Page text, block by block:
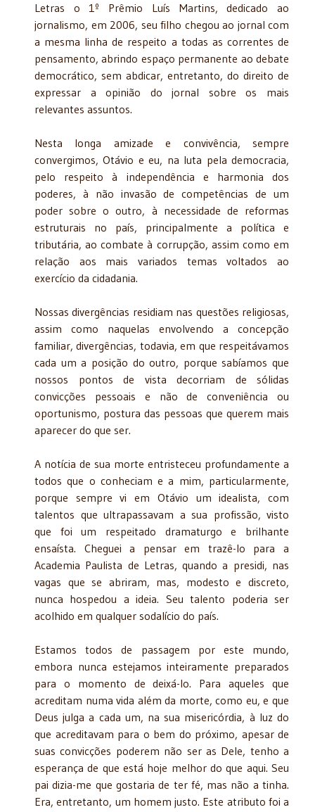
Letras o 1º Prêmio Luís Martins, dedicado ao
jornalismo, em 2006, seu filho chegou ao jornal com
a mesma linha de respeito a todas as correntes de
pensamento, abrindo espaço permanente ao debate
democrático, sem abdicar, entretanto, do direito de
expressar a opinião do jornal sobre os mais
relevantes assuntos.
Nesta longa amizade e convivência, sempre
convergimos, Otávio e eu, na luta pela democracia,
pelo respeito à independência e harmonia dos
poderes, à não invasão de competências de um
poder sobre o outro, à necessidade de reformas
estruturais no país, principalmente a política e
tributária, ao combate à corrupção, assim como em
relação aos mais variados temas voltados ao
exercício da cidadania.
Nossas divergências residiam nas questões religiosas,
assim como naquelas envolvendo a concepção
familiar, divergências, todavia, em que respeitávamos
cada um a posição do outro, porque sabíamos que
nossos pontos de vista decorriam de sólidas
convicções pessoais e não de conveniência ou
oportunismo, postura das pessoas que querem mais
aparecer do que ser.
A notícia de sua morte entristeceu profundamente a
todos que o conheciam e a mim, particularmente,
porque sempre vi em Otávio um idealista, com
talentos que ultrapassavam a sua profissão, visto
que foi um respeitado dramaturgo e brilhante
ensaísta. Cheguei a pensar em trazê-lo para a
Academia Paulista de Letras, quando a presidi, nas
vagas que se abriram, mas, modesto e discreto,
nunca hospedou a ideia. Seu talento poderia ser
acolhido em qualquer sodalício do país.
Estamos todos de passagem por este mundo,
embora nunca estejamos inteiramente preparados
para o momento de deixá-lo. Para aqueles que
acreditam numa vida além da morte, como eu, e que
Deus julga a cada um, na sua misericórdia, à luz do
que acreditavam para o bem do próximo, apesar de
suas convicções poderem não ser as Dele, tenho a
esperança de que está hoje melhor do que aqui. Seu
pai dizia-me que gostaria de ter fé, mas não a tinha.
Era, entretanto, um homem justo. Este atributo foi a